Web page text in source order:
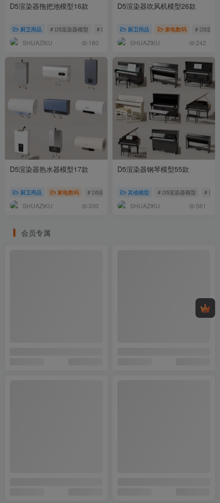
D5渲染器拖把池模型16款
厨卫用品 # D5渲染器模型 # D5模型 # 拖把池模型
SHUAZIKU 180
D5渲染器吹风机模型26款
厨卫用品 家电数码 # D5渲染
SHUAZIKU 242
D5渲染器热水器模型17款
厨卫用品 家电数码 # D5渲染器模型 # D5模型 # 热水器模型
SHUAZIKU 330
D5渲染器钢琴模型55款
其他模型 # D5渲染器模型 # D5
SHUAZIKU 561
会员专属